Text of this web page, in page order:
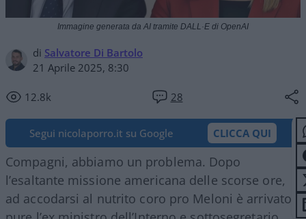
di Salvatore Di Bartolo
21 Aprile 2025, 8:30
12.8k 28
Immagine generata da AI tramite DALL·E di OpenAI
Segui nicolaporro.it su Google CLICCA QUI
Compagni, abbiamo un problema. Dopo
l’esaltante missione americana delle scorse ore,
ad accodarsi al nutrito coro pro Meloni è arrivato